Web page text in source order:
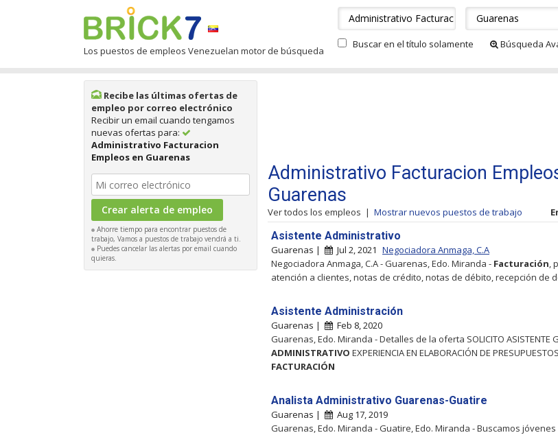
Los puestos de empleos Venezuelan motor de búsqueda
Buscar en el título solamente Búsqueda
Recibe las últimas ofertas de
empleo por correo electrónico
Recibir un email cuando tengamos
nuevas ofertas para:
Administrativo Facturacion
Empleos en Guarenas
Ahorre tiempo para encontrar puestos de
trabajo, Vamos a puestos de trabajo vendrá a ti.
Puedes cancelar las alertas por email cuando
quieras.
Administrativo Facturacion
Guarenas
Ver todos los empleos | Mostrar nuevos puestos de trabajo
Asistente Administrativo
Guarenas | Jul 2, 2021 Negociadora Anmaga, C.A
Negociadora Anmaga, C.A - Guarenas, Edo. Miranda - Facturación,
atención a clientes, notas de crédito, notas de débito, recepción de
Asistente Administración
Guarenas |
Feb 8, 2020
Guarenas, Edo. Miranda - Detalles de la oferta SOLICITO ASISTENTE
ADMINISTRATIVO EXPERIENCIA EN ELABORACIÓN DE
FACTURACIÓN
Analista Administrativo Guarenas-Guatire
Guarenas |
Aug 17, 2019
Guarenas, Edo. Miranda - Guatire, Edo. Miranda - Buscamos